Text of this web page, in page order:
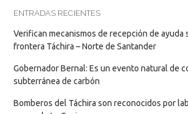
ENTRADAS RECIENTES
Verifican mecanismos de recepción de ayuda
frontera Táchira – Norte de Santander
Gobernador Bernal: Es un evento natural de
subterránea de carbón
Bomberos del Táchira son reconocidos por